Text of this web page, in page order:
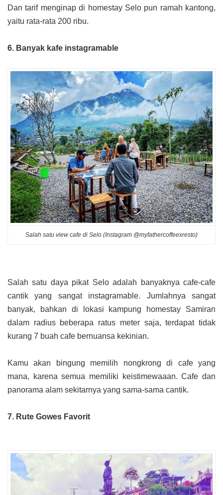
Dan tarif menginap di homestay Selo pun ramah kantong,
yaitu rata-rata 200 ribu.
6. Banyak kafe instagramable
Salah satu view cafe di Selo (Instagram @myfathercoffeexresto)
Salah satu daya pikat Selo adalah banyaknya cafe-cafe
cantik yang sangat instagramable. Jumlahnya sangat
banyak, bahkan di lokasi kampung homestay Samiran
dalam radius beberapa ratus meter saja, terdapat tidak
kurang 7 buah cafe bernuansa kekinian.
Kamu akan bingung memilih nongkrong di cafe yang
mana, karena semua memiliki keistimewaaan. Cafe dan
panorama alam sekitarnya yang sama-sama cantik.
7. Rute Gowes Favorit